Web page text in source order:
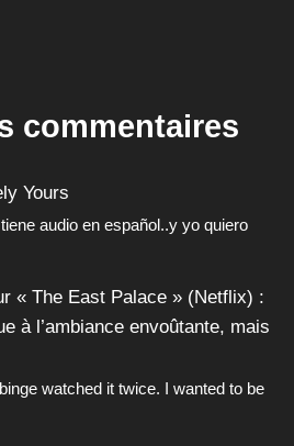
commentaires
Yours
audio en español..y yo quiero
« The East Palace » (Netflix) :
à l’ambiance envoûtante, mais
watched it twice. I wanted to be